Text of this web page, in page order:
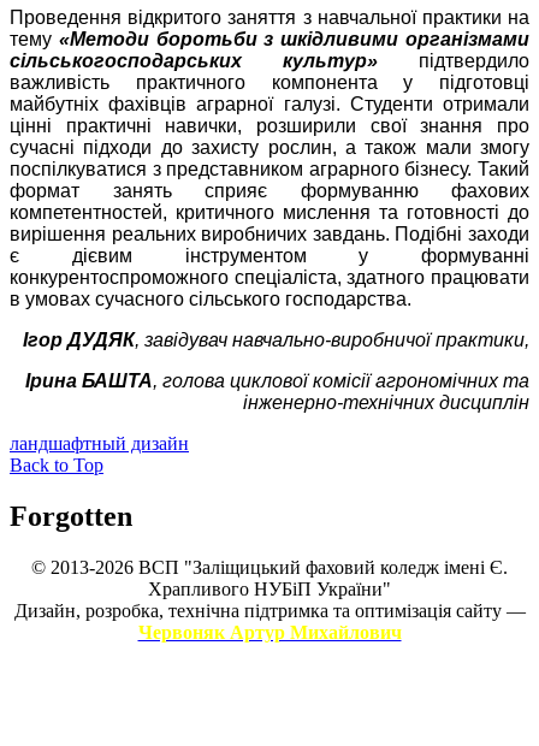
Проведення відкритого заняття з навчальної практики на
тему «Методи боротьби з шкідливими організмами
сільськогосподарських культур» підтвердило
важливість практичного компонента у підготовці
майбутніх фахівців аграрної галузі. Студенти отримали
цінні практичні навички, розширили свої знання про
сучасні підходи до захисту рослин, а також мали змогу
поспілкуватися з представником аграрного бізнесу. Такий
формат занять сприяє формуванню фахових
компетентностей, критичного мислення та готовності до
вирішення реальних виробничих завдань. Подібні заходи
є дієвим інструментом у формуванні
конкурентоспроможного спеціаліста, здатного працювати
в умовах сучасного сільського господарства.
Ігор ДУДЯК, завідувач навчально-виробничої практики,
Ірина БАШТА, голова циклової комісії агрономічних та
інженерно-технічних дисциплін
ландшафтный дизайн
Back to Top
Forgotten
© 2013-2026 ВСП "Заліщицький фаховий коледж імені Є.
Храпливого НУБіП України"
Дизайн, розробка, технічна підтримка та оптимізація сайту —
Червоняк Артур Михайлович